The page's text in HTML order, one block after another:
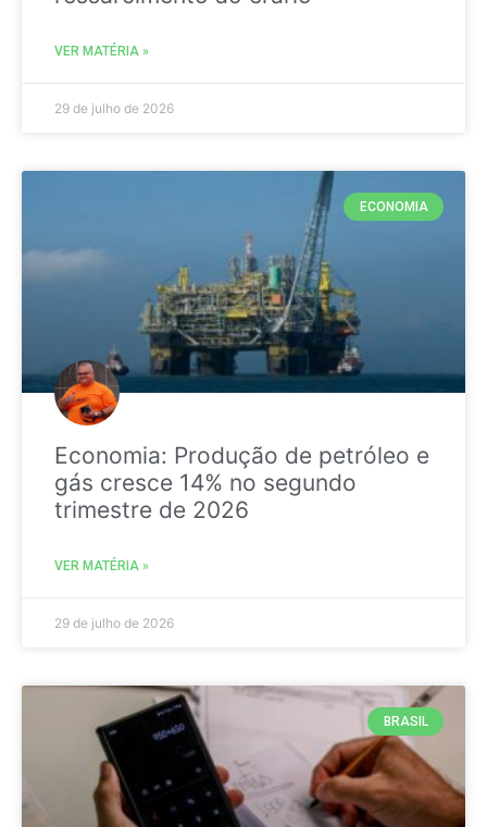
VER MATÉRIA »
29 de julho de 2026
ECONOMIA
Economia: Produção de petróleo e
gás cresce 14% no segundo
trimestre de 2026
VER MATÉRIA »
29 de julho de 2026
BRASIL